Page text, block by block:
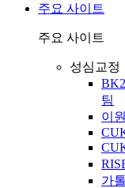
주요 사이트
주요 사이트
성심교정
팀
이
가